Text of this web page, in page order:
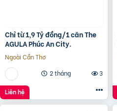
Chỉ từ 1,9 Tỷ đồng/1 căn The
AGULA Phúc An City.
Ngoài Cần Thơ
2 tháng
3
Liên hệ